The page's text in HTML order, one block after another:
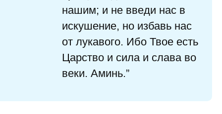
нашим; и не введи нас в
искушение, но избавь нас
от лукавого. Ибо Твое есть
Царство и сила и слава во
веки. Аминь.”